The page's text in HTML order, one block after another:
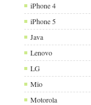
iPhone 4
iPhone 5
Java
Lenovo
LG
Mio
Motorola